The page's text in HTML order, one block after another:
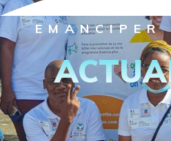
EMANCIPER